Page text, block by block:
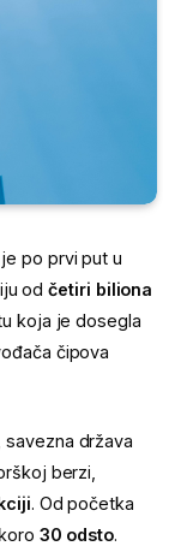
po prvi put u
odčetiri biliona
koja je dosegla
čipova
država
berzi,
. Od početka
30 odsto.